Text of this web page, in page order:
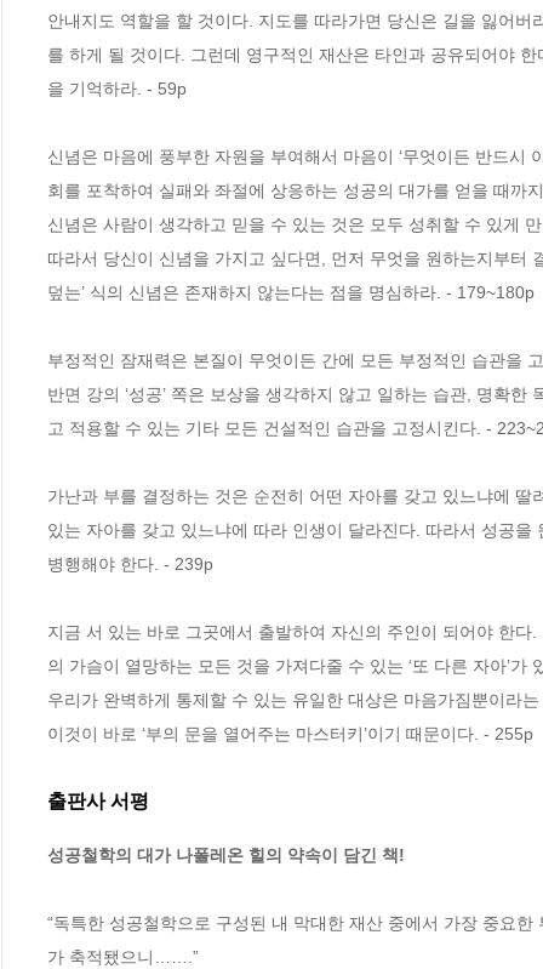
안내지도 역할을 할 것이다. 지도를 따라가면 당신은 길을 잃어
를 하게 될 것이다. 그런데 영구적인 재산은 타인과 공유되어야
을 기억하라. - 59p
신념은 마음에 풍부한 자원을 부여해서 마음이 ‘무엇이든 반드시
회를 포착하여 실패와 좌절에 상응하는 성공의 대가를 얻을 때까
신념은 사람이 생각하고 믿을 수 있는 것은 모두 성취할 수 있게
따라서 당신이 신념을 가지고 싶다면, 먼저 무엇을 원하는지부터
덮는’ 식의 신념은 존재하지 않는다는 점을 명심하라. - 179~180p
부정적인 잠재력은 본질이 무엇이든 간에 모든 부정적인 습관을
반면 강의 ‘성공’ 쪽은 보상을 생각하지 않고 일하는 습관, 명확
고 적용할 수 있는 기타 모든 건설적인 습관을 고정시킨다. -
가난과 부를 결정하는 것은 순전히 어떤 자아를 갖고 있느냐에
있는 자아를 갖고 있느냐에 따라 인생이 달라진다. 따라서 성공
병행해야 한다. - 239p
지금 서 있는 바로 그곳에서 출발하여 자신의 주인이 되어야 한
의 가슴이 열망하는 모든 것을 가져다줄 수 있는 ‘또 다른 자아’가
우리가 완벽하게 통제할 수 있는 유일한 대상은 마음가짐뿐이라
이것이 바로 ‘부의 문을 열어주는 마스터키’이기 때문이다. - 255p
출판사 서평
성공철학의 대가 나폴레온 힐의 약속이 담긴 책!
“독특한 성공철학으로 구성된 내 막대한 재산 중에서 가장 중요
가 축적됐으니…….”